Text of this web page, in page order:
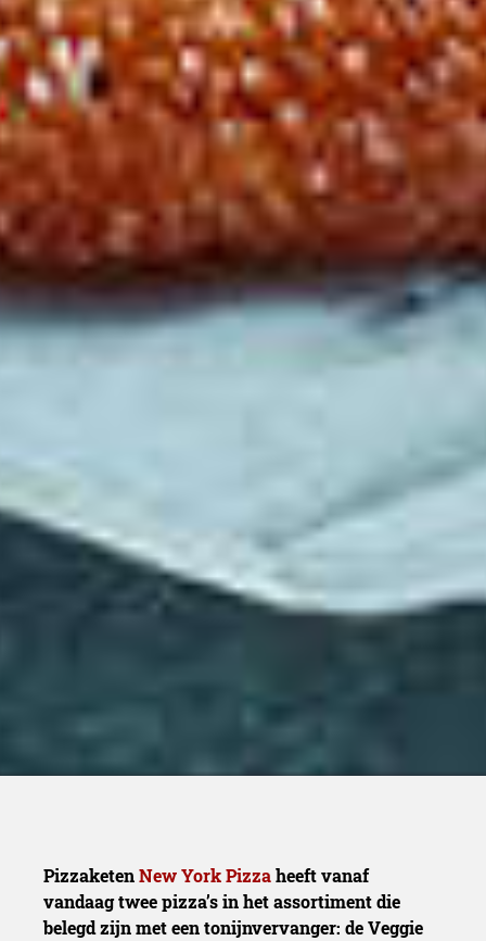
PizzaketenNew York Pizzaheeft vanaf
vandaag twee pizza’s in het assortiment die
belegd zijn met een tonijnvervanger: de Veggie